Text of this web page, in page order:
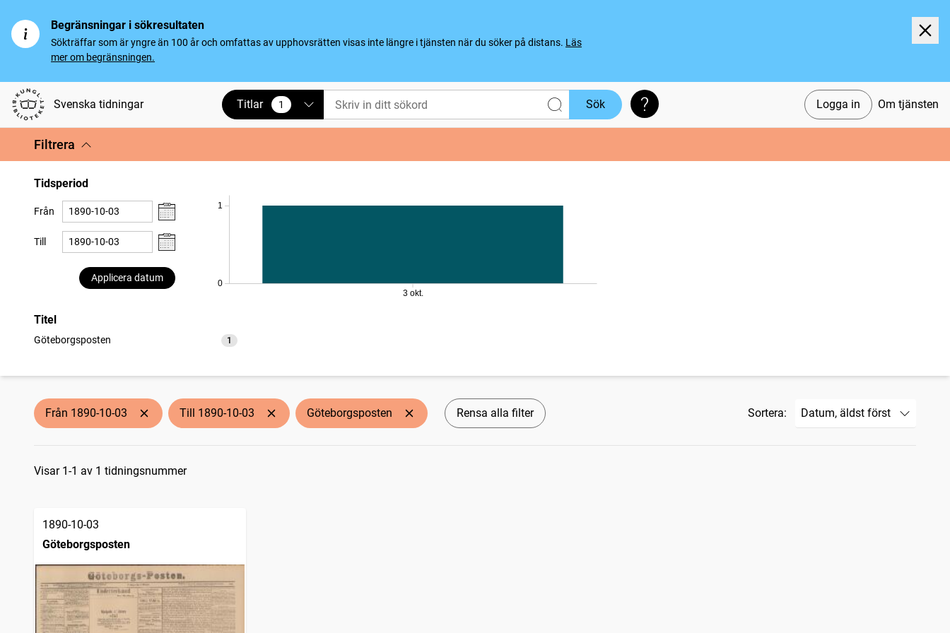
Begränsningar i sökresultaten
Sökträffar som är yngre än 100 år och omfattas av upphovsrätten visas inte längre i tjänsten när du söker på distans. Läs
mer om begränsningen.
Svenska tidningar Logga in Om tjänsten
Titlar 1
vald Sök Söktips
Filtrera
Tidsperiod
Från
Till
Applicera datum
0
1
3 okt.
Titel
Göteborgsposten 1
träffar
Från 1890-10-03 Till 1890-10-03 Göteborgsposten Rensa alla filter Sortera:
Sökresultat
Visar 1-1 av 1 tidningsnummer
1890-10-03
Göteborgsposten